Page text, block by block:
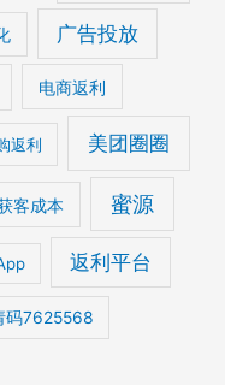
广告投放
电商返利
返利 美团圈圈
客成本 蜜源
返利平台
码7625568